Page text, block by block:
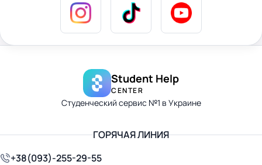
Student Help
CENTER
Студенческий сервис №1 в Украине
ГОРЯЧАЯ ЛИНИЯ
+38(093)-255-29-55